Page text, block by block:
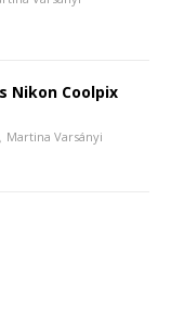
Nikon Coolpix
Martina Varsányi